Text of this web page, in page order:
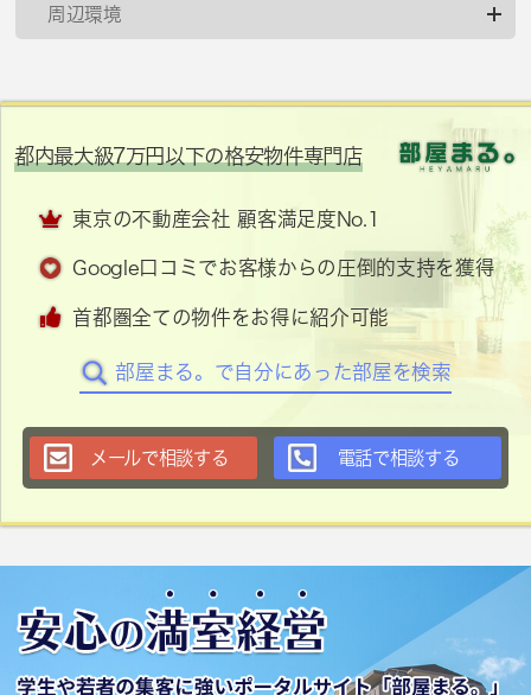
周辺環境
都内最大級7万円以下の格安物件専門店
東京の不動産会社 顧客満足度No.1
Google口コミでお客様からの圧倒的支持を獲得
首都圏全ての物件をお得に紹介可能
部屋まる。で自分にあった部屋を検索
メールで相談する 電話で相談する